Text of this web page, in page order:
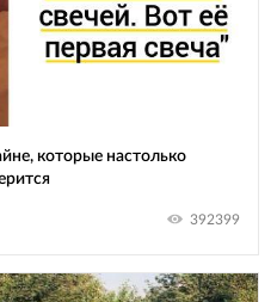
которые настолько
392399